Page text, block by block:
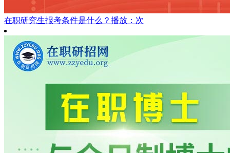
在职研究生报考条件是什么？ 播放：次